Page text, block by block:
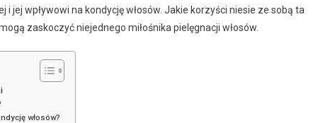
jej wpływowi na kondycję włosów. Jakie korzyści niesie ze sobą ta
zaskoczyć niejednego miłośnika pielęgnacji włosów.
włosów?